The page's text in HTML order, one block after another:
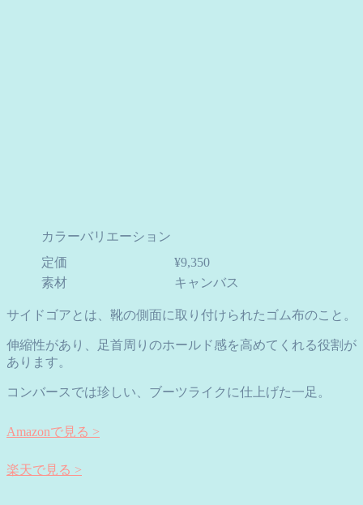
カラーバリエーション
定価
¥9,350
素材
キャンバス
サイドゴアとは、靴の側面に取り付けられたゴム布のこと。
伸縮性があり、足首周りのホールド感を高めてくれる役割が
あります。
コンバースでは珍しい、ブーツライクに仕上げた一足。
Amazonで見る >
楽天で見る >